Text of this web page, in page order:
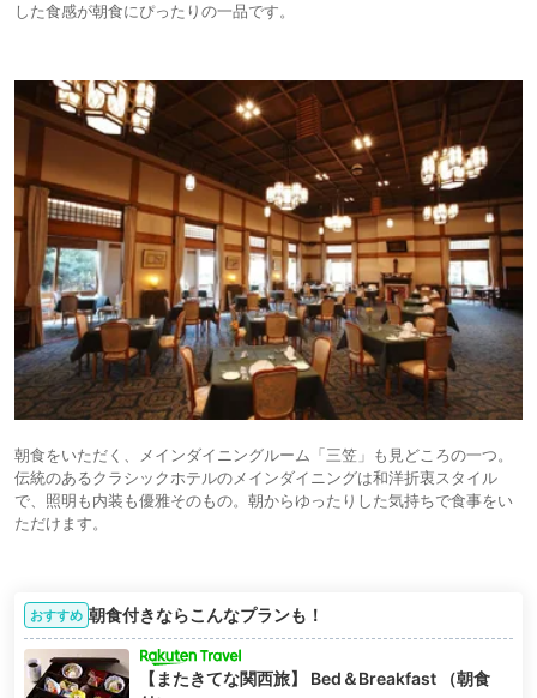
した食感が朝食にぴったりの一品です。
朝食をいただく、メインダイニングルーム「三笠」も見どころの一つ。
伝統のあるクラシックホテルのメインダイニングは和洋折衷スタイル
で、照明も内装も優雅そのもの。朝からゆったりした気持ちで食事をい
ただけます。
おすすめ 朝食付きならこんなプランも！
【またきてな関西旅】 Bed＆Breakfast （朝食